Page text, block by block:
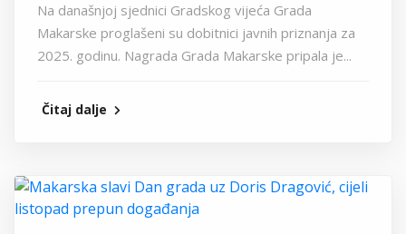
Na današnjoj sjednici Gradskog vijeća Grada
Makarske proglašeni su dobitnici javnih priznanja za
2025. godinu. Nagrada Grada Makarske pripala je...
Čitaj dalje